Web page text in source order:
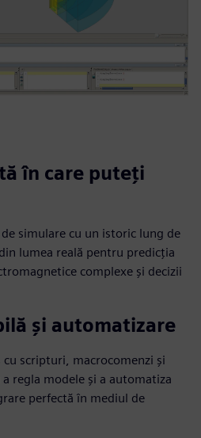
în care puteți
simulare cu un istoric lung de
lumea reală pentru predicția
complexe și decizii
și automatizare
scripturi, macrocomenzi și
regla modele și a automatiza
perfectă în mediul de